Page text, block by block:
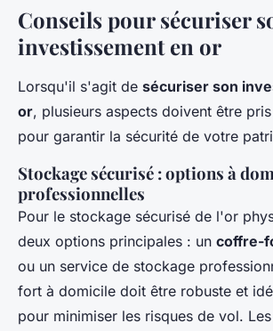
Conseils pour sécuriser
investissement en or
Lorsqu'il s'agit de sécuriser son
or, plusieurs aspects doivent être
pour garantir la sécurité de votre
Stockage sécurisé : options à
professionnelles
Pour le stockage sécurisé de l'or
deux options principales : un coffre-
ou un service de stockage
fort à domicile doit être robuste et
pour minimiser les risques de vol.